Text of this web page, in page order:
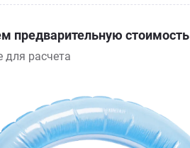
предварительную стоимость
для расчета